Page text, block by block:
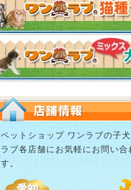
ペットショップ ワンラブの子
ラブ各店舗にお気軽にお問い
す。